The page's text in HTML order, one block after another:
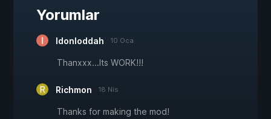
Yorumlar
Idonloddah 10 Oca
Thanxxx...Its WORK!!!
Richmon 18 Nis
Thanks for making the mod!